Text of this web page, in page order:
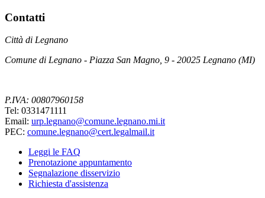
Contatti
Città di Legnano
Comune di Legnano - Piazza San Magno, 9 - 20025 Legnano (MI)
P.IVA: 00807960158
Tel: 0331471111
Email: urp.legnano@comune.legnano.mi.it
PEC: comune.legnano@cert.legalmail.it
Leggi le FAQ
Prenotazione appuntamento
Segnalazione disservizio
Richiesta d'assistenza